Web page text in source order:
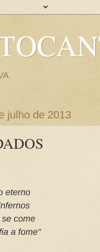
julho de 2013
eterno
come
a fome”